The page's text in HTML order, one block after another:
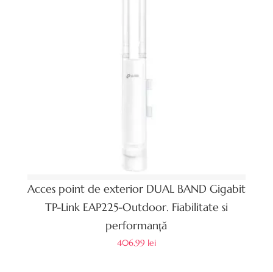
Acces point de exterior DUAL BAND Gigabit
TP-Link EAP225-Outdoor. Fiabilitate si
performanță
406.99 lei